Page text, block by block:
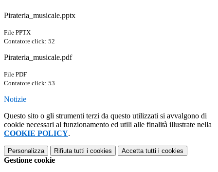
Pirateria_musicale.pptx
File PPTX
Contatore click: 52
Pirateria_musicale.pdf
File PDF
Contatore click: 53
Notizie
Questo sito o gli strumenti terzi da questo utilizzati si avvalgono di
cookie necessari al funzionamento ed utili alle finalità illustrate nella
COOKIE POLICY.
Personalizza Rifiuta tutti i cookies Accetta tutti i cookies
Gestione cookie